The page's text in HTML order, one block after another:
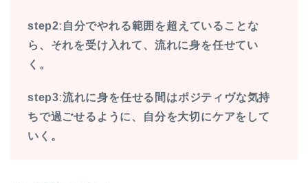
step2: 自分でやれる範囲を超えていることな
ら、それを受け入れて、流れに身を任せてい
く。
step3:流れに身を任せる間はポジティヴな気持
ちで過ごせるように、自分を大切にケアをして
いく。